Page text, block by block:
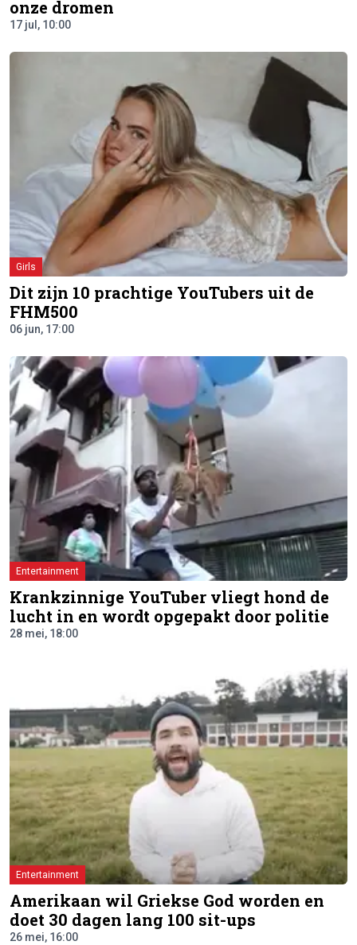
onze dromen
17 jul, 10:00
Girls
Dit zijn 10 prachtige YouTubers uit de
FHM500
06 jun, 17:00
Entertainment
Krankzinnige YouTuber vliegt hond de
lucht in en wordt opgepakt door politie
28 mei, 18:00
Entertainment
Amerikaan wil Griekse God worden en
doet 30 dagen lang 100 sit-ups
26 mei, 16:00